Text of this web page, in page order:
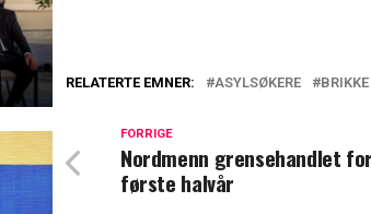
RELATERTE EMNER: ASYLSØKERE BRIKKE
FORRIGE
Nordmenn grensehandlet
første halvår